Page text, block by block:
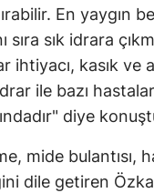
En yaygın
sıra sık idrara
kasık ve
ile bazı
diye
mide bulantısı,
dile getiren